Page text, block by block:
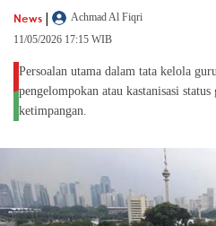
News |
Achmad Al Fiqri
11/05/2026 17:15 WIB
Persoalan utama dalam tata kelola
pengelompokan atau kastanisasi
ketimpangan.